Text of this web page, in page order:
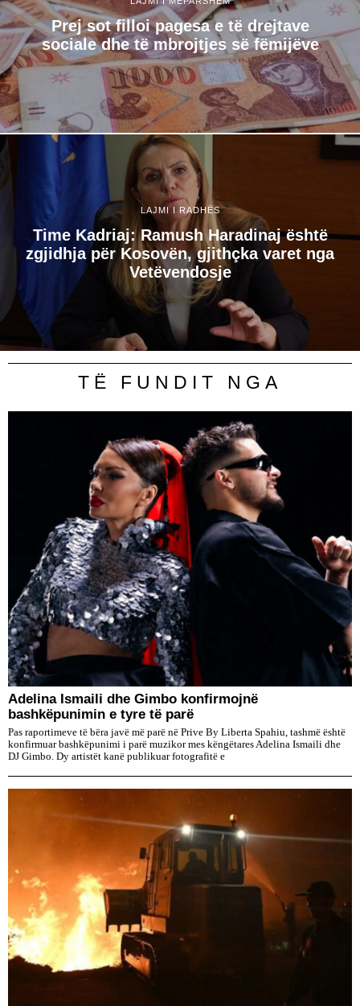
Prej sot filloi pagesa e të drejtave
sociale dhe të mbrojtjes së fëmijëve
LAJMI I RADHËS
Time Kadriaj: Ramush Haradinaj është
zgjidhja për Kosovën, gjithçka varet nga
Vetëvendosje
TË FUNDIT NGA
Adelina Ismaili dhe Gimbo konfirmojnë
bashkëpunimin e tyre të parë
Pas raportimeve të bëra javë më parë në Prive By Liberta Spahiu, tashmë është
konfirmuar bashkëpunimi i parë muzikor mes këngëtares Adelina Ismaili dhe
DJ Gimbo. Dy artistët kanë publikuar fotografitë e